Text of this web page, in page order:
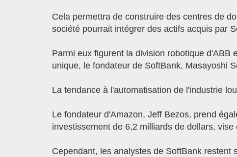
Cela permettra de construire des centres de
société pourrait intégrer des actifs acquis par
Parmi eux figurent la division robotique d'ABB
unique, le fondateur de SoftBank, Masayoshi
La tendance à l'automatisation de l'industrie
Le fondateur d'Amazon, Jeff Bezos, prend
investissement de 6,2 milliards de dollars,
Cependant, les analystes de SoftBank